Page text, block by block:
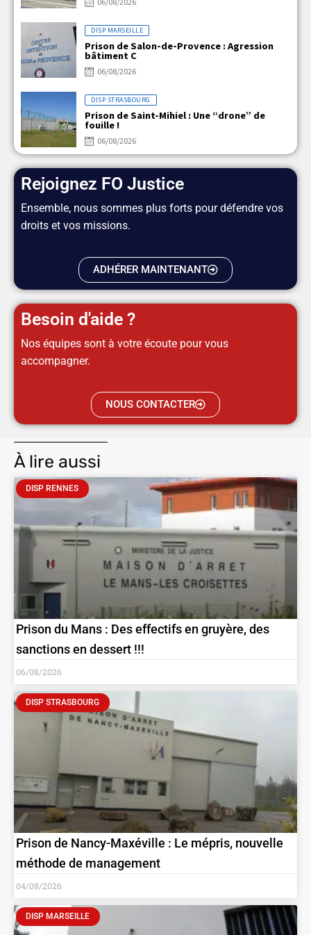
DISP MARSEILLE
Prison de Salon-de-Provence : Agression
bâtiment C
06/08/2026
DISP STRASBOURG
Prison de Saint-Mihiel : Une “drone” de
fouille !
06/08/2026
Rejoignez FO Justice
Ensemble, nous sommes plus forts pour défendre vos
droits et vos missions.
ADHÉRER MAINTENANT
Besoin d'aide ?
Nos équipes sont à votre écoute pour vous
accompagner.
NOUS CONTACTER
À lire aussi
DISP RENNES
Prison du Mans : Des effectifs en gruyère, des
sanctions en dessert !!!
06/08/2026
DISP STRASBOURG
Prison de Nancy-Maxéville : Le mépris, nouvelle
méthode de management
04/08/2026
DISP MARSEILLE